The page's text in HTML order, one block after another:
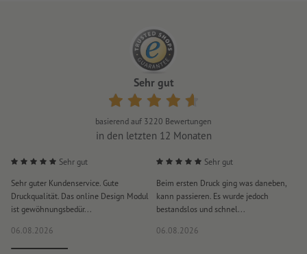
Sehr gut
basierend auf 3220 Bewertungen
in den letzten 12 Monaten
Sehr gut
Sehr guter Kundenservice. Gute
Druckqualität. Das online Design Modul
ist gewöhnungsbedür...
06.08.2026
Sehr gut
Beim ersten Druck ging was daneben,
kann passieren. Es wurde jedoch
bestandslos und schnel...
06.08.2026